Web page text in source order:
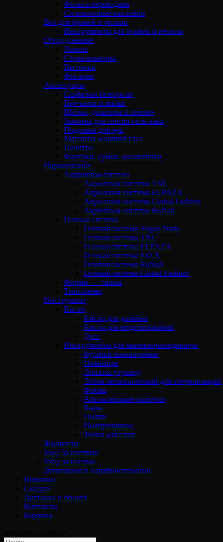
Фольга переводная
Силиконовые наклейки
Все для бровей и ресниц
Инструменты для бровей и ресниц
Оборудование
Лампы
Стерилизаторы
Вытяжки
Фрезеры
Аксессуары
Салфетки безворсов
Перчатки и маски
Щетки, дозаторы и прочее
Зажимы для снятия гель-лака
Подушки для рук
Магниты кошачий глаз
Палитра
Фартуки, сумки, косметички
Наращивание
Акриловая система
Акриловая система TNL
Акриловая система ELPAZA
Акриловая система Global Fashion
Акриловая система RuNail
Гелевая система
Гелевая система Vogue Nails
Гелевая система TNL
Гелевая система ELPAZA
Гелевая система F.O.X
Гелевая система RuNail
Гелевая система Global Fashion
Формы — типсы
Типсорезы
Инструмент
Кисти
Кисти для дизайна
Кисти для моделирования
Дотс
Инструменты для маникюра/педикюра
Кусачки маникюрные
Ножницы
Лопатка (пушер)
Лоток металлический для стерилизации
Фрезы
Апельсиновые палочки
Бафы
Пилки
Полировщики
Терки для стоп
Жидкости
Уход за ногтями
Уход за ногами
Депиляция и парафинотерапия
Новинки
Скидки
Доставка и оплата
Контакты
Корзина